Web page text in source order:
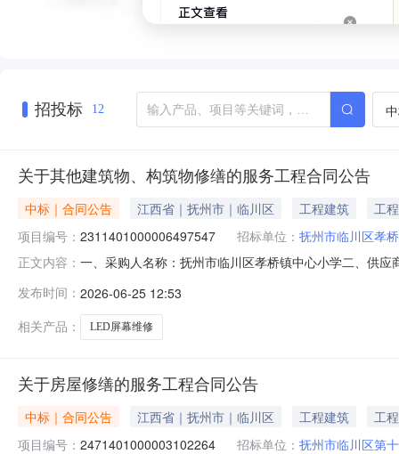
招投标 12
关于其他建筑物、构筑物修缮的服务工程合同公告
中标｜合同公告 江西省｜抚州市｜临川区 工程建筑
工程
项目编号： 2311401000006497547 招标单位： 抚州市临川区孝
正文内容： 一、采购人名称：抚州市临川区孝桥镇中心小学二、供
的基本概况：七、其它事项：无八、联系方式1、采购人
发布时间： 2026-06-25 12:53
相关产品：
LED屏幕维修
关于房屋修缮的服务工程合同公告
中标｜合同公告 江西省｜抚州市｜临川区 工程建筑
工程
项目编号： 2471401000003102264 招标单位： 抚州市临川区第